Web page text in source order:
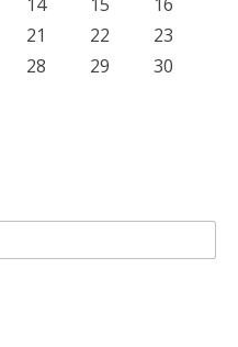
21 22
23
28 29
30